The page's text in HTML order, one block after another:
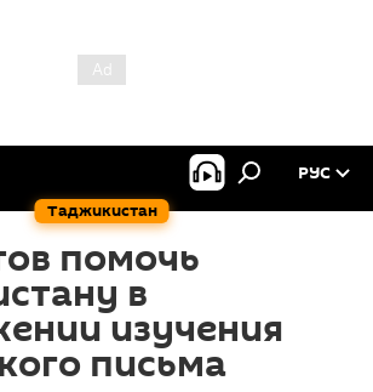
Таджикистан
РУС
помочь
в
изучения
письма